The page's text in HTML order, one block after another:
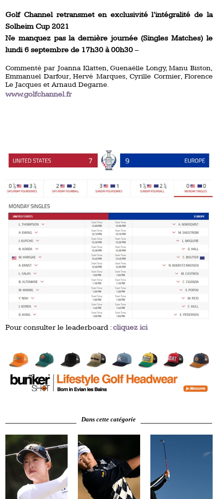
Golf Channel retransmet en exclusivité l’intégralité de la
Solheim Cup 2021
Ne manquez pas la dernière journée (Singles Matches) le
lundi 6 septembre de 17h30 à 00h30 –
Commenté par Joanna Klatten, Guenaëlle Longy, Manu Biston,
Emmanuel Darfour, Hervé Marques, Cyrille Cormier, Florence
Le Jacques et Arnaud Degarne.
www.golfchannel.fr
Pour consulter le leaderboard :cliquez ici
Dans cette catégorie